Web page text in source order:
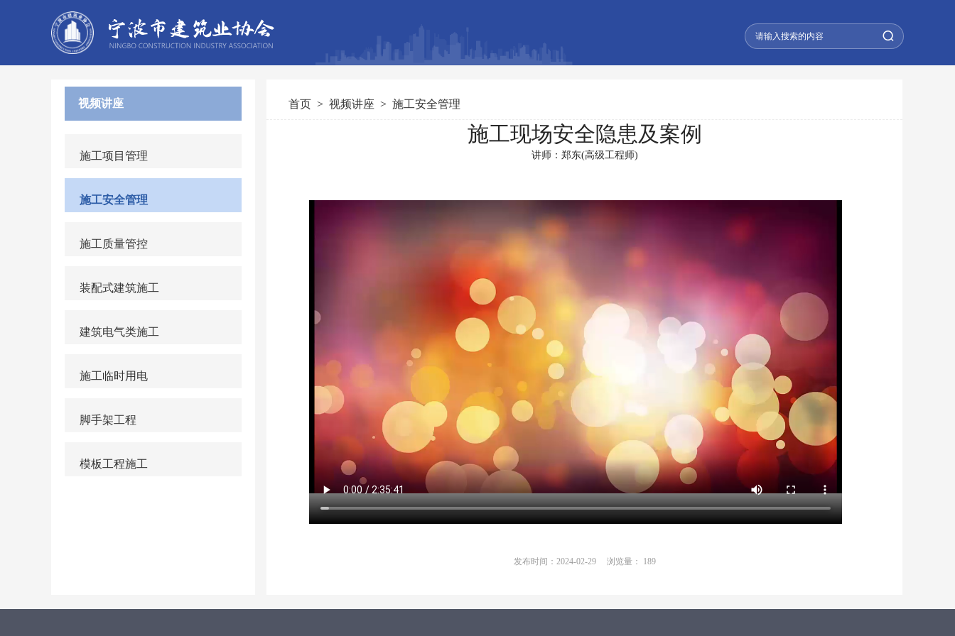
视频讲座
施工项目管理
施工安全管理
施工质量管控
装配式建筑施工
建筑电气类施工
施工临时用电
脚手架工程
模板工程施工
首页 > 视频讲座 > 施工安全管理
施工现场安全隐患及案例
讲师：郑东(高级工程师)
发布时间：2024-02-29 浏览量： 189